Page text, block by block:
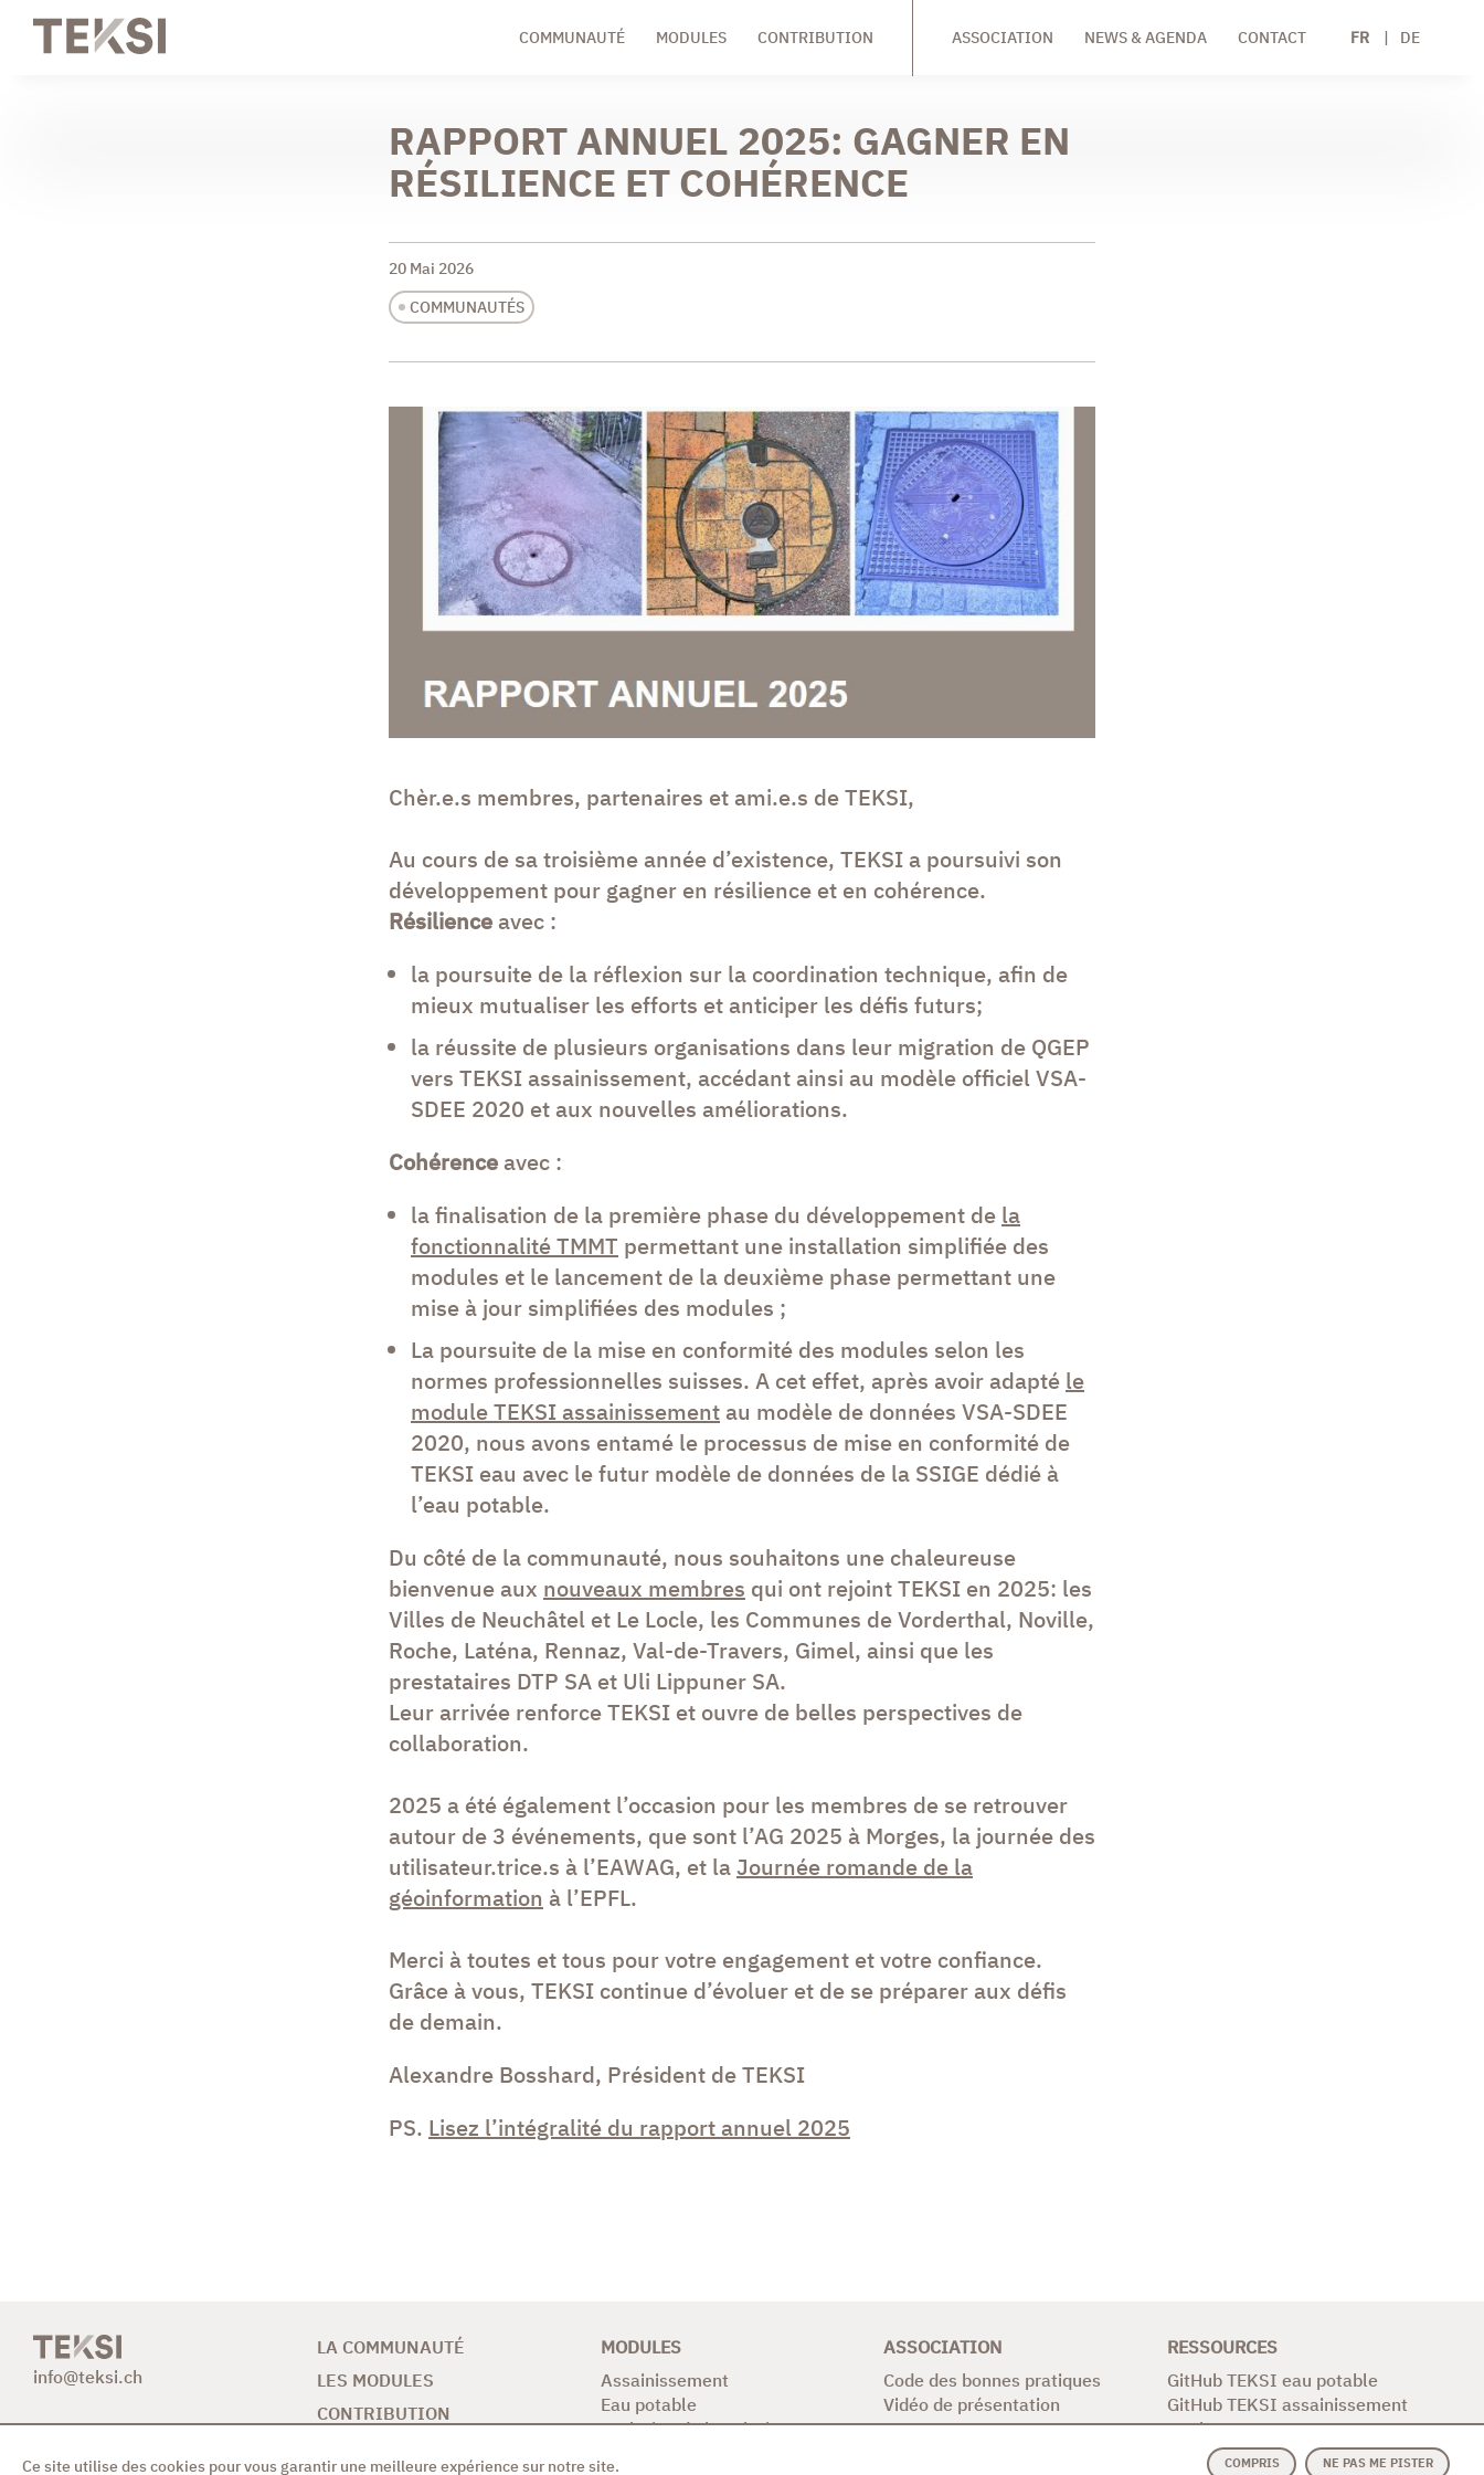
COMMUNAUTÉ MODULES CONTRIBUTION ASSOCIATION NEWS & AGENDA CONTACT FR DE
RAPPORT ANNUEL 2025: GAGNER EN
RÉSILIENCE ET COHÉRENCE
20 Mai 2026
COMMUNAUTÉS
Chèr.e.s membres, partenaires et ami.e.s de TEKSI,
Au cours de sa troisième année d’existence, TEKSI a poursuivi son
développement pour gagner en résilience et en cohérence.
Résilience avec :
la poursuite de la réflexion sur la coordination technique, afin de
mieux mutualiser les efforts et anticiper les défis futurs;
la réussite de plusieurs organisations dans leur migration de QGEP
vers TEKSI assainissement, accédant ainsi au modèle officiel VSA-
SDEE 2020 et aux nouvelles améliorations.
Cohérence avec :
la finalisation de la première phase du développement de la
fonctionnalité TMMT permettant une installation simplifiée des
modules et le lancement de la deuxième phase permettant une
mise à jour simplifiées des modules ;
La poursuite de la mise en conformité des modules selon les
normes professionnelles suisses. A cet effet, après avoir adapté le
module TEKSI assainissement au modèle de données VSA-SDEE
2020, nous avons entamé le processus de mise en conformité de
TEKSI eau avec le futur modèle de données de la SSIGE dédié à
l’eau potable.
Du côté de la communauté, nous souhaitons une chaleureuse
bienvenue aux nouveaux membres qui ont rejoint TEKSI en 2025: les
Villes de Neuchâtel et Le Locle, les Communes de Vorderthal, Noville,
Roche, Laténa, Rennaz, Val-de-Travers, Gimel, ainsi que les
prestataires DTP SA et Uli Lippuner SA.
Leur arrivée renforce TEKSI et ouvre de belles perspectives de
collaboration.
2025 a été également l’occasion pour les membres de se retrouver
autour de 3 événements, que sont l’AG 2025 à Morges, la journée des
utilisateur.trice.s à l’EAWAG, et laJournée romande de la
géoinformation à l’EPFL.
Merci à toutes et tous pour votre engagement et votre confiance.
Grâce à vous, TEKSI continue d’évoluer et de se préparer aux défis
de demain.
Alexandre Bosshard, Président de TEKSI
PS. Lisez l’intégralité du rapport annuel 2025
info@teksi.ch
LA COMMUNAUTÉ
LES MODULES
CONTRIBUTION
MODULES
Assainissement
Eau potable
Evolution de la solution
ASSOCIATION
Code des bonnes pratiques
Vidéo de présentation
RESSOURCES
GitHub TEKSI eau potable
GitHub TEKSI assainissement
Les logos TEKSI
Intranet
Ce site utilise des cookies pour vous garantir une meilleure expérience sur notre site. COMPRIS NE PAS ME PISTER